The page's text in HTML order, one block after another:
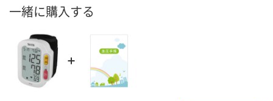
一緒に購入する